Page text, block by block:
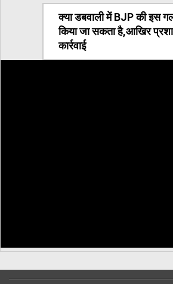
क्या डबवाली में BJP की इस
किया जा सकता है,आखिर
कार्रवाई